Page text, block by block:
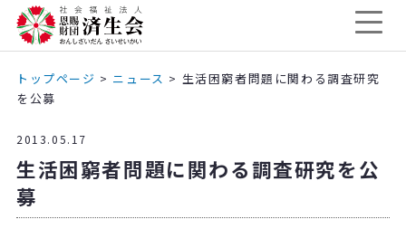
トップページ > ニュース > 生活困窮者問題に関わる調査研究
を公募
2013.05.17
生活困窮者問題に関わる調査研究を公
募